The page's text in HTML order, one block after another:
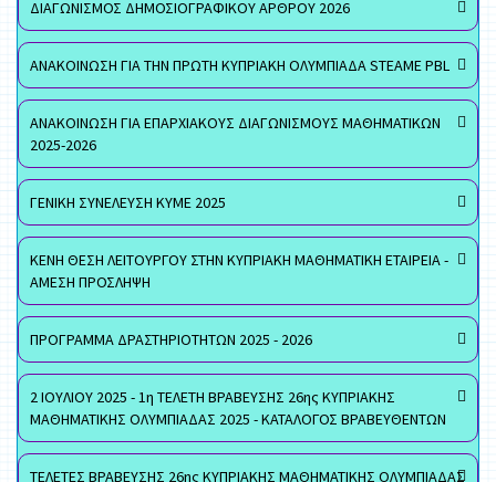
ΔΙΑΓΩΝΙΣΜΟΣ ΔΗΜΟΣΙΟΓΡΑΦΙΚΟΥ ΑΡΘΡΟΥ 2026
ΑΝΑΚΟΙΝΩΣΗ ΓΙΑ ΤΗΝ ΠΡΩΤΗ ΚΥΠΡΙΑΚΗ ΟΛΥΜΠΙΑΔΑ STEAME PBL
ΑΝΑΚΟΙΝΩΣΗ ΓΙΑ ΕΠΑΡΧΙΑΚΟΥΣ ΔΙΑΓΩΝΙΣΜΟΥΣ ΜΑΘΗΜΑΤΙΚΩΝ
2025-2026
ΓΕΝΙΚΗ ΣΥΝΕΛΕΥΣΗ ΚΥΜΕ 2025
ΚΕΝΗ ΘΕΣΗ ΛΕΙΤΟΥΡΓΟΥ ΣΤΗΝ ΚΥΠΡΙΑΚΗ ΜΑΘΗΜΑΤΙΚΗ ΕΤΑΙΡΕΙΑ -
ΑΜΕΣΗ ΠΡΟΣΛΗΨΗ
ΠΡΟΓΡΑΜΜΑ ΔΡΑΣΤΗΡΙΟΤΗΤΩΝ 2025 - 2026
2 ΙΟΥΛΙΟΥ 2025 - 1η ΤΕΛΕΤΗ ΒΡΑΒΕΥΣΗΣ 26ης ΚΥΠΡΙΑΚΗΣ
ΜΑΘΗΜΑΤΙΚΗΣ ΟΛΥΜΠΙΑΔΑΣ 2025 - ΚΑΤΑΛΟΓΟΣ ΒΡΑΒΕΥΘΕΝΤΩΝ
ΤΕΛΕΤΕΣ ΒΡΑΒΕΥΣΗΣ 26ης ΚΥΠΡΙΑΚΗΣ ΜΑΘΗΜΑΤΙΚΗΣ ΟΛΥΜΠΙΑΔΑΣ